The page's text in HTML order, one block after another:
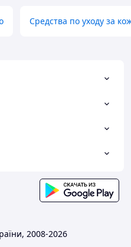
Средства по уходу за
2008-2026